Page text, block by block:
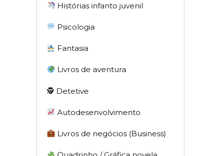
Histórias infanto juvenil
Psicologia
Fantasia
Livros de aventura
🕵 Detetive
Autodesenvolvimento
Livros de negócios (Business)